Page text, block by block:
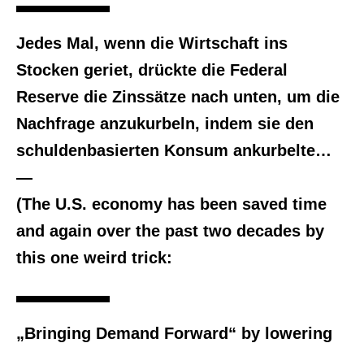
Jedes Mal, wenn die Wirtschaft ins
Stocken geriet, drückte die Federal
Reserve die Zinssätze nach unten, um die
Nachfrage anzukurbeln, indem sie den
schuldenbasierten Konsum ankurbelte…
—
(The U.S. economy has been saved time
and again over the past two decades by
this one weird trick:
„Bringing Demand Forward“ by lowering